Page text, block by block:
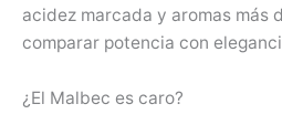
acidez marcada y aromas más
comparar potencia con
¿El Malbec es caro?